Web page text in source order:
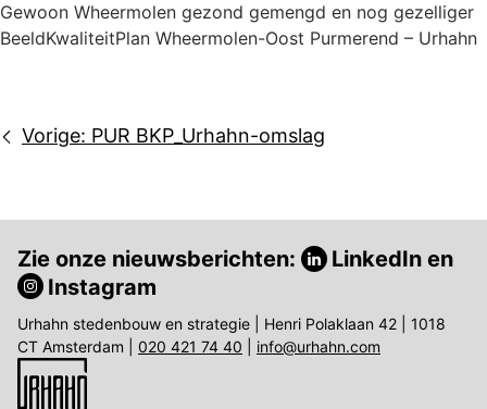
Gewoon Wheermolen gezond gemengd en nog gezelliger
BeeldKwaliteitPlan Wheermolen-Oost Purmerend – Urhahn
Bericht
Vorige: PUR BKP_Urhahn-omslag
Zie onze nieuwsberichten: LinkedIn en
Instagram
Urhahn stedenbouw en strategie | Henri Polaklaan 42 | 1018
CT Amsterdam | 020 421 74 40 info@urhahn.com